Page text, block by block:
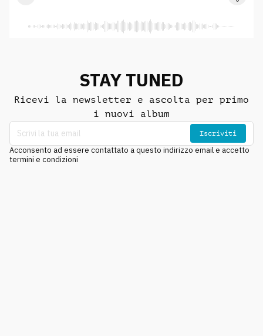
STAY TUNED
Ricevi la newsletter e ascolta per primo
i nuovi album
Iscriviti
Acconsento ad essere contattato a questo indirizzo email e accetto
termini e condizioni